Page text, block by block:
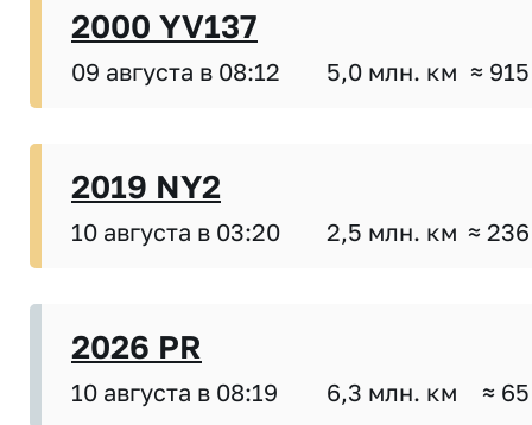
2000 YV137
09 августа в 08:12 5,0 млн. км ≈
2019 NY2
10 августа в 03:20 2,5 млн. км ≈
2026 PR
10 августа в 08:19 6,3 млн. км ≈